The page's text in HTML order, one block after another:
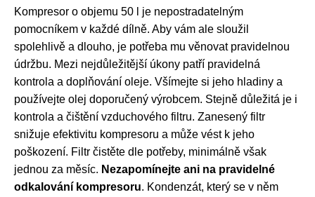
Kompresor o objemu 50 l je nepostradatelným
pomocníkem v každé dílně. Aby vám ale sloužil
spolehlivě a dlouho, je potřeba mu věnovat pravidelnou
údržbu. Mezi nejdůležitější úkony patří pravidelná
kontrola a doplňování oleje. Všímejte si jeho hladiny a
používejte olej doporučený výrobcem. Stejně důležitá je i
kontrola a čištění vzduchového filtru. Zanesený filtr
snižuje efektivitu kompresoru a může vést k jeho
poškození. Filtr čistěte dle potřeby, minimálně však
jednou za měsíc. Nezapomínejte ani na pravidelné
odkalování kompresoru. Kondenzát, který se v něm